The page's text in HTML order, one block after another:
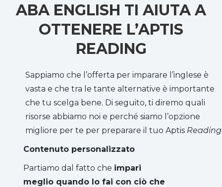
ABA ENGLISH TI AIUTA A
OTTENERE L’APTIS
READING
Sappiamo che l’offerta per imparare l’inglese è
vasta e che tra le tante alternative è importante
che tu scelga bene. Di seguito, ti diremo quali
risorse abbiamo noi e perché siamo l’opzione
migliore per te per preparare il tuo Aptis Reading
Contenuto personalizzato
Partiamo dal fatto che impari
meglio quando lo fai con ciò che